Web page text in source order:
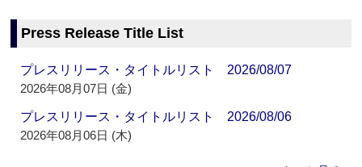
Press Release Title List
プレスリリース・タイトルリスト 2026/08/07
2026年08月07日 (金)
プレスリリース・タイトルリスト 2026/08/06
2026年08月06日 (木)